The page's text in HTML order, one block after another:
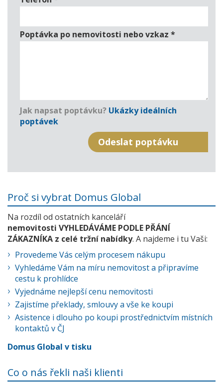
Poptávka po nemovitosti nebo vzkaz *
Jak napsat poptávku? Ukázky ideálních
poptávek
Proč si vybrat Domus Global
Na rozdíl od ostatních kanceláří
nemovitosti VYHLEDÁVÁME PODLE PŘÁNÍ
ZÁKAZNÍKA z celé tržní nabídky. A najdeme i tu Vaši:
Provedeme Vás celým procesem nákupu
Vyhledáme Vám na míru nemovitost a připravíme
cestu k prohlídce
Vyjednáme nejlepší cenu nemovitosti
Zajistíme překlady, smlouvy a vše ke koupi
Asistence i dlouho po koupi prostřednictvím místních
kontaktů v ČJ
Domus Global v tisku
Co o nás řekli naši klienti